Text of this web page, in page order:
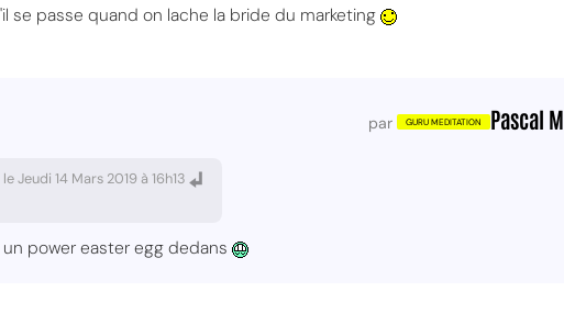
se passe quand on lache la bride du marketing
par Pascal M.
le Jeudi 14 Mars 2019 à 16h13
power easter egg dedans